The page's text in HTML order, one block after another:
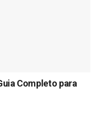
Completo para